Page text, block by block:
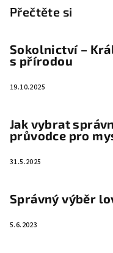
Přečtěte si
Sokolnictví –
s přírodou
19.10.2025
Jak vybrat
průvodce pro
31.5.2025
Správný výběr
5.6.2023